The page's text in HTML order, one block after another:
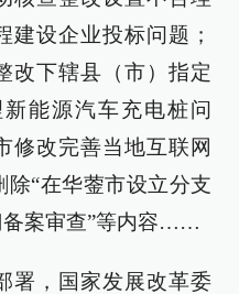
建设企业投标问题；
改下辖县（市）指定
能源汽车充电桩问
修改完善当地互联网
“在华蓥市设立分支
备案审查”等内容……
署，国家发展改革委